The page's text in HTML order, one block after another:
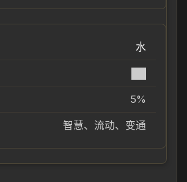
水
5%
智慧、流动、变通